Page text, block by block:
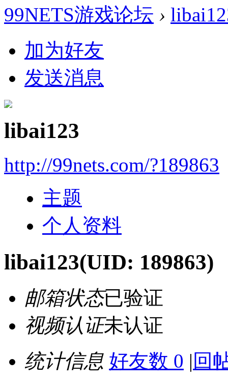
99NETS游戏论坛 ›
加为好友
发送消息
libai123
http://99nets.com/?189863
主题
个人资料
libai123(UID: 189863)
邮箱状态已验证
视频认证未认证
统计信息 好友数 0 | 回